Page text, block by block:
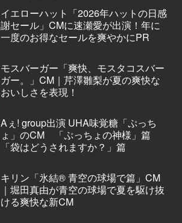
イエローハット「2026年ハットの日感
謝セール」CMに速瀬愛が出演！年に
一度のお得なセールを爽やかにPR
モスバーガー「爽快、モスタコスバー
ガー。」CM｜芹澤雛梨が夏の爽快な
おいしさを表現！
Aぇ! group出演 UHA味覚糖「ぷっち
ょ」のCM 「ぷっちょの神様」篇
「袋はどうされますか？」篇
キリン「氷結® 青空の球場で篇」CM
｜堀田真由が青空の球場で夏を駆け抜
ける爽快な新CM